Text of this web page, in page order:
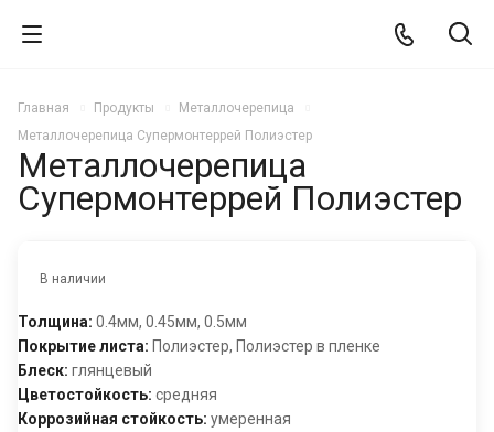
Главная Продукты
Металлочерепица
Металлочерепица Супермонтеррей Полиэстер
Металлочерепица
Супермонтеррей Полиэстер
В наличии
Толщина: 0.4мм, 0.45мм, 0.5мм
Покрытие листа: Полиэстер, Полиэстер в пленке
Блеск: глянцевый
Цветостойкость: средняя
Коррозийная стойкость: умеренная